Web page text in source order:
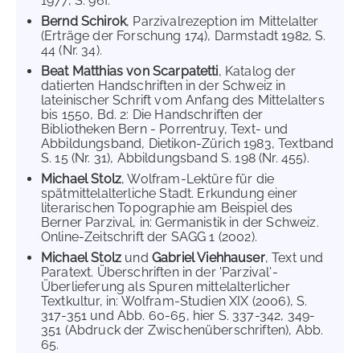
Bernd Schirok, Parzivalrezeption im Mittelalter
(Erträge der Forschung 174), Darmstadt 1982, S.
44 (Nr. 34).
Beat Matthias von Scarpatetti, Katalog der
datierten Handschriften in der Schweiz in
lateinischer Schrift vom Anfang des Mittelalters
bis 1550, Bd. 2: Die Handschriften der
Bibliotheken Bern - Porrentruy, Text- und
Abbildungsband, Dietikon-Zürich 1983, Textband
S. 15 (Nr. 31), Abbildungsband S. 198 (Nr. 455).
Michael Stolz, Wolfram-Lektüre für die
spätmittelalterliche Stadt. Erkundung einer
literarischen Topographie am Beispiel des
Berner Parzival, in: Germanistik in der Schweiz.
Online-Zeitschrift der SAGG 1 (2002).
Michael Stolz und Gabriel Viehhauser, Text und
Paratext. Überschriften in der 'Parzival'-
Überlieferung als Spuren mittelalterlicher
Textkultur, in: Wolfram-Studien XIX (2006), S.
317-351 und Abb. 60-65, hier S. 337-342, 349-
351 (Abdruck der Zwischenüberschriften), Abb.
65.